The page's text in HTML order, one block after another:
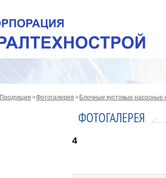
Продукция Фотогалерея Блочные кустовые
ФОТОГАЛЕРЕЯ
4